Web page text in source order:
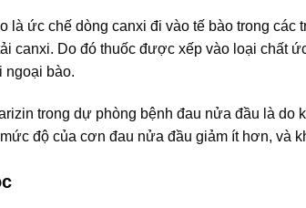
là ức chế dòng canxi đi vào tế bào trong
canxi. Do đó thuốc được xếp vào loại chất
ngoại bào.
trong dự phòng bệnh đau nửa đầu là do
độ của cơn đau nửa đầu giảm ít hơn, và